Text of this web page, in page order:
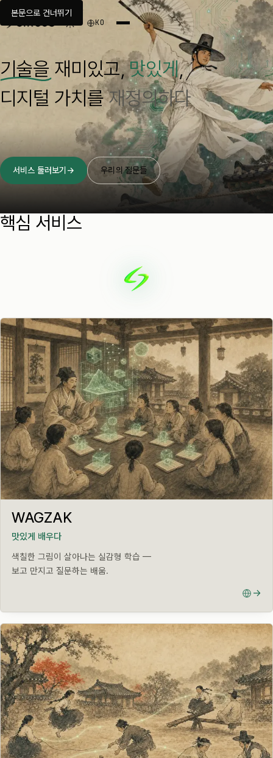
본문으로 건너뛰기
KO
기술을 재미있고,맛있게,
디지털 가치를재정의하다
서비스 둘러보기 → 우리의 질문들
ㄴ
핵심 서비스
WAGZAK
맛있게 배우다
색칠한 그림이 살아나는 실감형 학습 —
보고 만지고 질문하는 배움.
→